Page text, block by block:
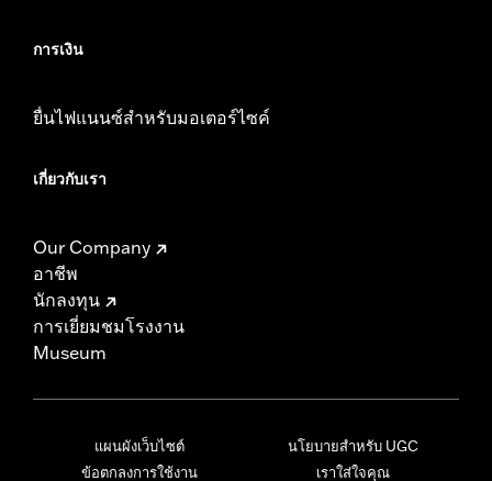
การเงิน
ยื่นไฟแนนซ์สำหรับมอเตอร์ไซค์
เกี่ยวกับเรา
Our Company
อาชีพ
นักลงทุน
การเยี่ยมชมโรงงาน
Museum
แผนผังเว็บไซต์
ข้อตกลงการใช้งาน
นโยบายสำหรับ UGC
เราใส่ใจคุณ